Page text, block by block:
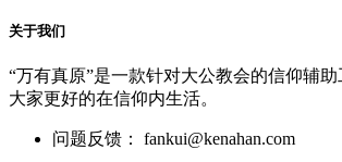
关于我们
“万有真原”是一款针对大公教会的信仰辅
大家更好的在信仰内生活。
问题反馈： fankui@kenahan.com